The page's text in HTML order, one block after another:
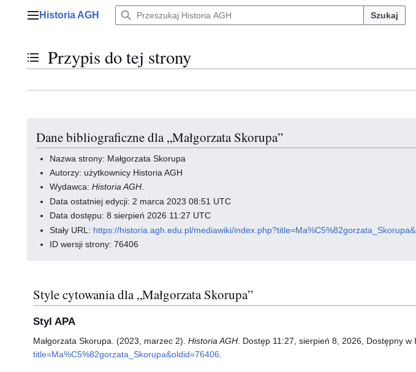
Menu główne
Historia AGH Szukaj
Przełącz stan spisu treści
Przypis do tej strony
Dane bibliograficzne dla „Małgorzata Skorupa”
Nazwa strony: Małgorzata Skorupa
Autorzy: użytkownicy Historia AGH
Wydawca:Historia AGH.
Data ostatniej edycji: 2 marca 2023 08:51 UTC
Data dostępu: 8 sierpień 2026 11:27 UTC
Stały URL: https://historia.agh.edu.pl/mediawiki/
ID wersji strony: 76406
Style cytowania dla „Małgorzata Skorupa”
Styl APA
Małgorzata Skorupa. (2023, marzec 2). Historia AGH. Dostęp 11:27, sierpień 8, 2026, Dostępny w
title=Ma%C5%82gorzata_Skorupa&oldid=76406.